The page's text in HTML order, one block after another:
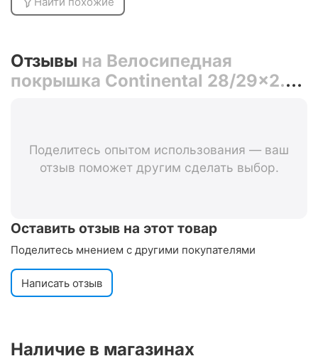
Отзывы на Велосипедная
покрышка Continental 28/29x2.00
Поделитесь опытом использования — ваш
отзыв поможет другим сделать выбор.
Оставить отзыв на этот товар
Поделитесь мнением с другими покупателями
Написать отзыв
Наличие в магазинах